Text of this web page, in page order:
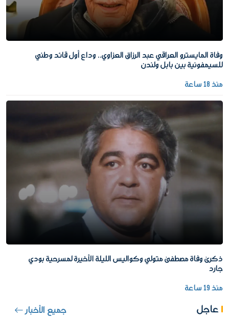
وفاة المايسترو العراقي عبد الرزاق العزاوي.. وداع أول قائد وطني
للسيمفونية بين بابل ولندن
منذ 18 ساعة
ذكرى وفاة مصطفى متولي وكواليس الليلة الأخيرة لمسرحية بودي
جارد
منذ 19 ساعة
عاجل جميع الأخبار